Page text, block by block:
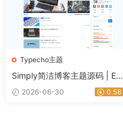
Typecho主题
Simply简洁博客主题源码 | Em
logPro主题模版
2026-06-30 0.58